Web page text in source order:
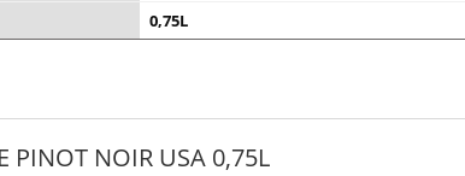
0,75L
PINOT NOIR USA 0,75L